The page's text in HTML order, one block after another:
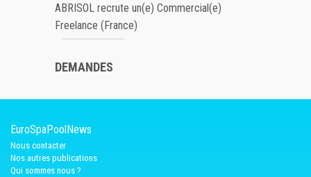
ABRISOL recrute un(e) Commercial(e)
Freelance (France)
DEMANDES
EuroSpaPoolNews
Nous contacter
Nos autres publications
Qui sommes nous ?